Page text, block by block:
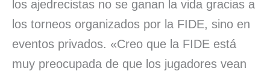
los ajedrecistas no se ganan la vida gracias a
los torneos organizados por la FIDE, sino en
eventos privados. «Creo que la FIDE está
muy preocupada de que los jugadores vean